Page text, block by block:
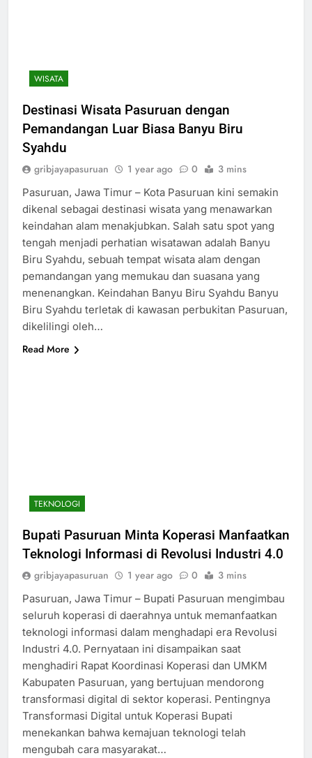
WISATA
Destinasi Wisata Pasuruan dengan
Pemandangan Luar Biasa Banyu Biru
Syahdu
gribjayapasuruan 1 year ago 0 3 mins
Pasuruan, Jawa Timur – Kota Pasuruan kini semakin
dikenal sebagai destinasi wisata yang menawarkan
keindahan alam menakjubkan. Salah satu spot yang
tengah menjadi perhatian wisatawan adalah Banyu
Biru Syahdu, sebuah tempat wisata alam dengan
pemandangan yang memukau dan suasana yang
menenangkan. Keindahan Banyu Biru Syahdu Banyu
Biru Syahdu terletak di kawasan perbukitan Pasuruan,
dikelilingi oleh…
Read More
TEKNOLOGI
Bupati Pasuruan Minta Koperasi Manfaatkan
Teknologi Informasi di Revolusi Industri 4.0
gribjayapasuruan 1 year ago 0 3 mins
Pasuruan, Jawa Timur – Bupati Pasuruan mengimbau
seluruh koperasi di daerahnya untuk memanfaatkan
teknologi informasi dalam menghadapi era Revolusi
Industri 4.0. Pernyataan ini disampaikan saat
menghadiri Rapat Koordinasi Koperasi dan UMKM
Kabupaten Pasuruan, yang bertujuan mendorong
transformasi digital di sektor koperasi. Pentingnya
Transformasi Digital untuk Koperasi Bupati
menekankan bahwa kemajuan teknologi telah
mengubah cara masyarakat…